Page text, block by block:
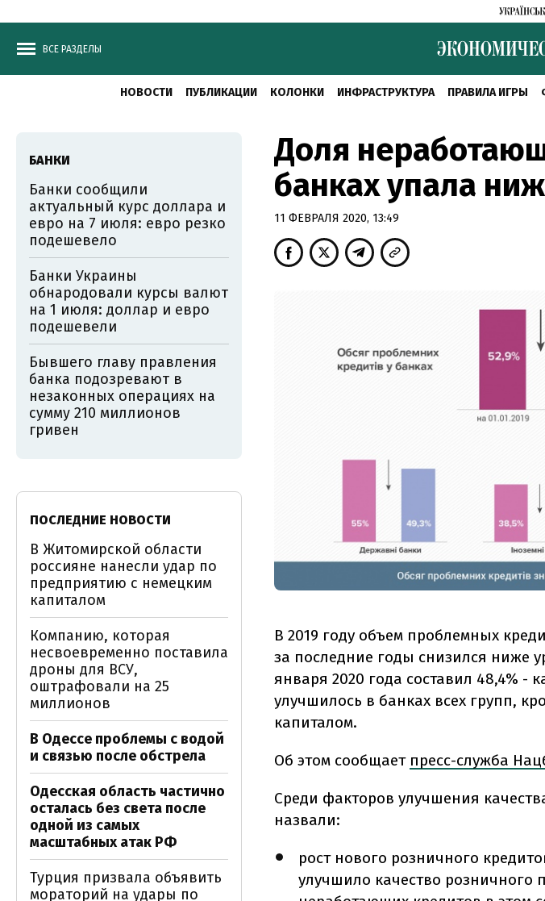
ВСЕ РАЗДЕЛЫ
НОВОСТИ ПУБЛИКАЦИИ КОЛОНКИ ИНФРАСТРУКТУРА ПРАВИЛА ИГРЫ
Доля
банках упала
11 ФЕВРАЛЯ 2020, 13:49
В 2019 году объем проблемных
за последние годы снизился ниже
января 2020 года составил 48,4% -
улучшилось в банках всех групп,
капиталом.
Об этом сообщает пресс-служба
Среди факторов улучшения
назвали:
рост нового розничного
улучшило качество розничного
БАНКИ
Банки сообщили
актуальный курс доллара и
евро на 7 июля: евро резко
подешевело
Банки Украины
обнародовали курсы валют
на 1 июля: доллар и евро
подешевели
Бывшего главу правления
банка подозревают в
незаконных операциях на
сумму 210 миллионов
гривен
ПОСЛЕДНИЕ НОВОСТИ
В Житомирской области
россияне нанесли удар по
предприятию с немецким
капиталом
Компанию, которая
несвоевременно поставила
дроны для ВСУ,
оштрафовали на 25
миллионов
В Одессе проблемы с водой
и связью после обстрела
Одесская область частично
осталась без света после
одной из самых
масштабных атак РФ
Турция призвала объявить
мораторий на удары по